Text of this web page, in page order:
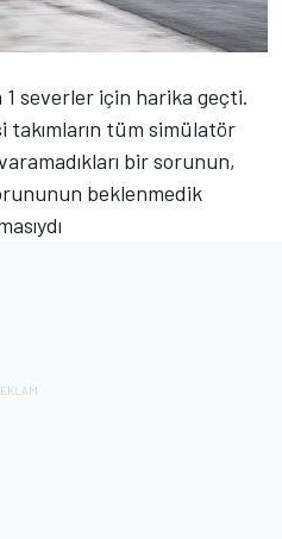
severler için harika geçti.
tüm simülatör
bir sorunun,
beklenmedik